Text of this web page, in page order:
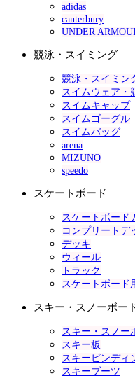
adidas
canterbury
UNDER
競泳・スイミング
競泳・スイミン
スイムウェア・
スイムキャップ
スイムゴーグル
スイムバッグ
arena
MIZUNO
speedo
スケートボード
スケートボード
コンプリートデ
デッキ
ウィール
トラック
スケートボード
スキー・スノーボー
スキー・スノー
スキー板
スキービンディ
スキーブーツ